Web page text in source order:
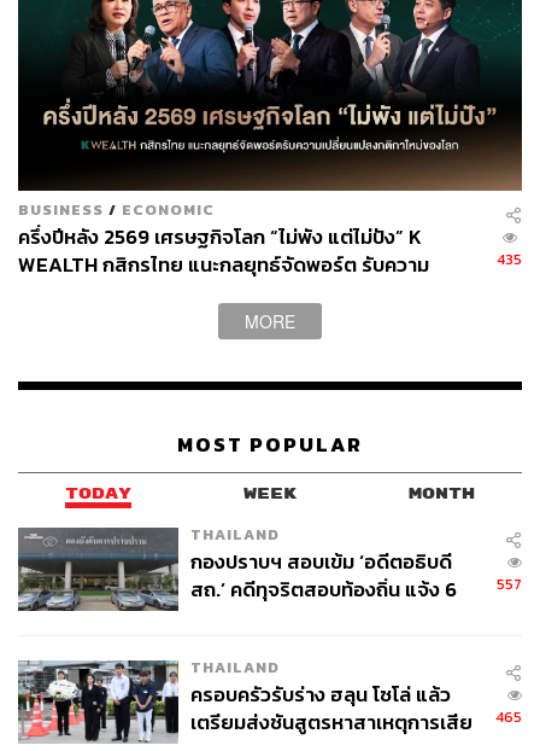
เป็นพระที่เกี่ยวกับโชคลาภ ค้าขายคล่อง เก็บไว้ในระยะยาว
แล้วไม่ขาดทุน
(เนื้อทองคำ ราคาเช่าประมาณ 20 ล้านบาท)
ด้วยชื่อที่เป็นมงคล และความเป็นมาก็น่าสนใจ ว่ากันว่า
เหรียญของหลวงปู่ทิมจะสร้างก่อนพระอาทิตย์ขึ้นและเสร็จ
BUSINESS / ECONOMIC
ครึ่งปีหลัง 2569 เศรษฐกิจโลก “ไม่พัง แต่ไม่ปัง” K
WEALTH กสิกรไทย แนะกลยุทธ์จัดพอร์ต รับความ
435
MORE
MOST POPULAR
TODAY WEEK MONTH
THAILAND
กองปราบฯ สอบเข้ม ‘อดีตอธิบดี
สถ.’ คดีทุจริตสอบท้องถิ่น แจ้ง 6
557
THAILAND
ครอบครัวรับร่าง ฮลุน โซโล่ แล้ว
เตรียมส่งชันสูตรหาสาเหตุการเสีย
465